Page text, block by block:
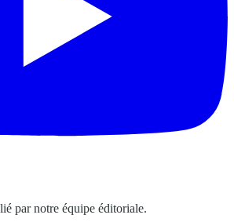
par notre équipe éditoriale.